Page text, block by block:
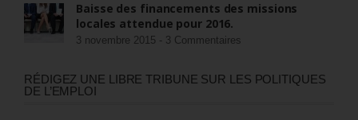
Baisse des financements des missions
locales attendue pour 2016.
3 novembre 2015 - 3 Commentaires
RÉDIGEZ UNE LIBRE TRIBUNE SUR LES POLITIQUES
DE L’EMPLOI